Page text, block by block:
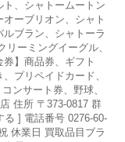
、シャトームートン
ーブリオン、シャト
ブラン、シャトーラ
ーミングイーグル、
】商品券、ギフト
プリペイドカード、
ンサート券、野球、
住所 〒373-0817 群
] 電話番号 0276-60-
休業日 買取品目ブラ